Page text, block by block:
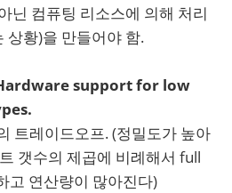
닌 컴퓨팅 리소스에 의해 처리
상황)을 만들어야 함.
support for low
트레이드오프. (정밀도가 높아
갯수의 제곱에 비례해서 full
고 연산량이 많아진다)